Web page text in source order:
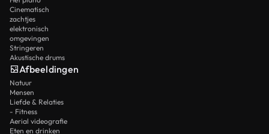
Cinematisch
zachtjes
elektronisch
omgevingen
Stringeren
Akustische drums
Afbeeldingen
Natuur
Mensen
Liefde & Relaties
- Fitness
Aerial videografie
Eten en drinken